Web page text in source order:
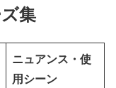
集
ニュアンス・使
用シーン